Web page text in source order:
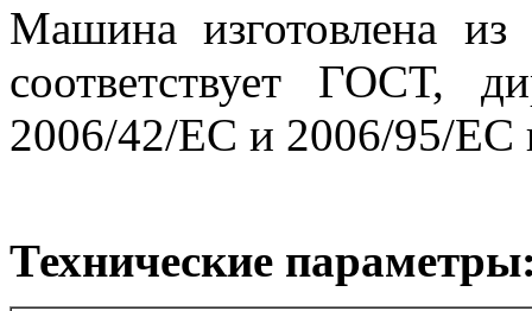
Машина изготовлена
соответствует ГОСТ,
2006/42/ЕС и 2006/95/EC
Технические параметры